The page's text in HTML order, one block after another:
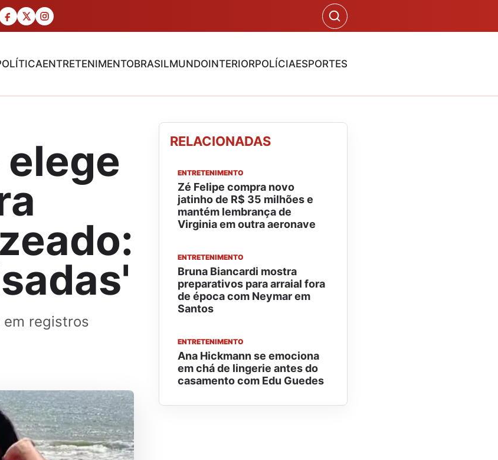
ENTRETENIMENTOBRASILMUNDOINTERIORPOLÍCIAESPORTES
registros
RELACIONADAS
ENTRETENIMENTO
Zé Felipe compra novo
jatinho de R$ 35 milhões e
mantém lembrança de
Virginia em outra aeronave
ENTRETENIMENTO
Bruna Biancardi mostra
preparativos para arraial fora
de época com Neymar em
Santos
ENTRETENIMENTO
Ana Hickmann se emociona
em chá de lingerie antes do
casamento com Edu Guedes